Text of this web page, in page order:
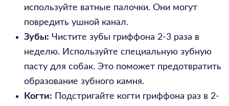
используйте ватные палочки. Они могут
повредить ушной канал.
Зубы: Чистите зубы гриффона 2-3 раза в
неделю. Используйте специальную зубную
пасту для собак. Это поможет предотвратить
образование зубного камня.
Когти: Подстригайте когти гриффона раз в 2-